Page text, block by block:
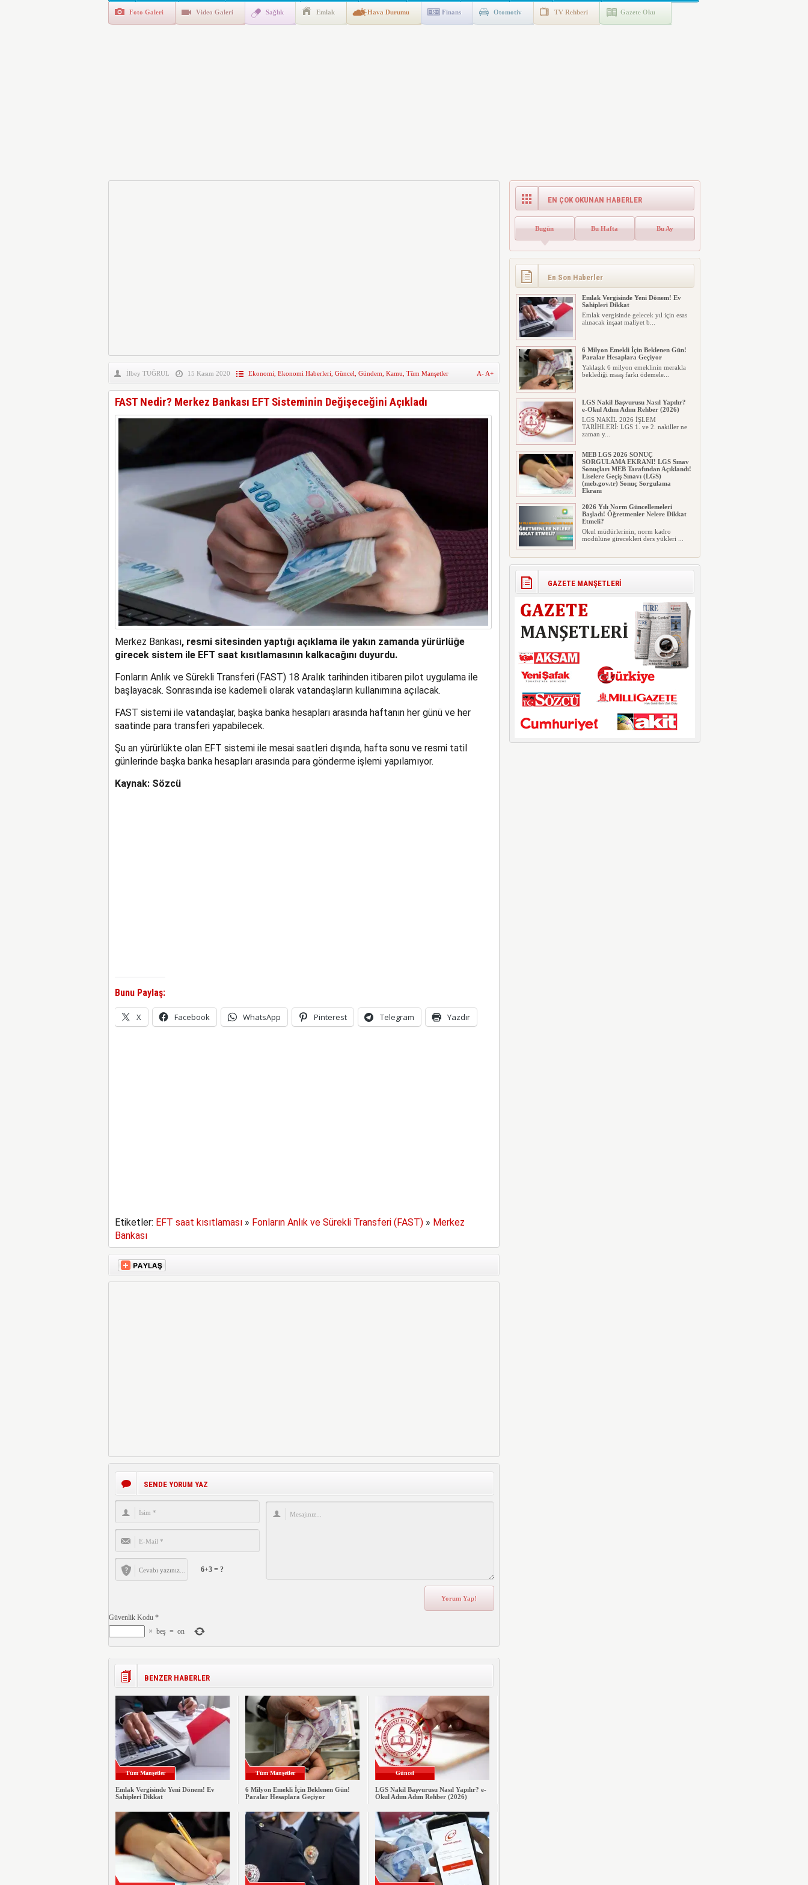
Polis Akademisi İç Güvenlik Fakültesine 350 Öğrenci Alınacak
Foto Galeri Video Galeri Sağlık Emlak Hava Durumu Finans Otomotiv TV Rehberi Gazete Oku
İlbey TUĞRUL 15 Kasım 2020 Ekonomi Ekonomi Haberleri Güncel Gündem Kamu Tüm Manşetler A- A+
FAST Nedir? Merkez Bankası EFT Sisteminin Değişeceğini Açıkladı
Merkez Bankası, resmi sitesinden yaptığı açıklama ile yakın zamanda yürürlüğe
girecek sistem ile EFT saat kısıtlamasının kalkacağını duyurdu.
Fonların Anlık ve Sürekli Transferi (FAST) 18 Aralık tarihinden itibaren pilot uygulama ile
başlayacak. Sonrasında ise kademeli olarak vatandaşların kullanımına açılacak.
FAST sistemi ile vatandaşlar, başka banka hesapları arasında haftanın her günü ve her
saatinde para transferi yapabilecek.
Şu an yürürlükte olan EFT sistemi ile mesai saatleri dışında, hafta sonu ve resmi tatil
günlerinde başka banka hesapları arasında para gönderme işlemi yapılamıyor.
Kaynak: Sözcü
Bunu Paylaş:
X Facebook WhatsApp Pinterest Telegram Yazdır
Etiketler: EFT saat kısıtlaması» Fonların Anlık ve Sürekli Transferi (FAST)» Merkez
Bankası
SENDE YORUM YAZ
6+3 = ?
Güvenlik Kodu*
× beş = on
BENZER HABERLER
Tüm Manşetler
Emlak Vergisinde Yeni Dönem! Ev
Sahipleri Dikkat
Tüm Manşetler
6 Milyon Emekli İçin Beklenen Gün!
Paralar Hesaplara Geçiyor
Güncel
LGS Nakil Başvurusu Nasıl Yapılır? e-
Okul Adım Adım Rehber (2026)
EN ÇOK OKUNAN HABERLER
Bugün Bu Hafta Bu Ay
En Son Haberler
Emlak Vergisinde Yeni Dönem! Ev
Sahipleri Dikkat
Emlak vergisinde gelecek yıl için esas
alınacak inşaat maliyet b...
6 Milyon Emekli İçin Beklenen Gün!
Paralar Hesaplara Geçiyor
Yaklaşık 6 milyon emeklinin merakla
beklediği maaş farkı ödemele...
LGS Nakil Başvurusu Nasıl Yapılır?
e-Okul Adım Adım Rehber (2026)
LGS NAKİL 2026 İŞLEM
TARİHLERİ: LGS 1. ve 2. nakiller ne
zaman y...
MEB LGS 2026 SONUÇ
SORGULAMA EKRANI! LGS Sınav
Sonuçları MEB Tarafından Açıklandı!
Liselere Geçiş Sınavı (LGS)
(meb.gov.tr) Sonuç Sorgulama
Ekranı
Milyonlarca öğrenci için ...
2026 Yılı Norm Güncellemeleri
Başladı! Öğretmenler Nelere Dikkat
Etmeli?
Okul müdürlerinin, norm kadro
modülüne girecekleri ders yükleri ...
Polis Akademisi İç Güvenlik
Fakültesine 350 Öğrenci Alınacak
Güvenlik Fakültesi'ne 2026 yıl...
E-Devlet Unutulan Para Sorgulaması
Başladı: Unuttuğunuz Paralar
Ortaya Çıkabilir, Mirasçıları da
İlgilendiriyor
Dijital ödeme alışkanlıklarının
yaygınlaşmasıyla birlikte elektr...
İşte Okullarda Öğrencilerin
Kıyafet/Formalarının Belirlenmesine
Dair Usul ve Esaslar
Genel Müdürlüğü 22.07.2026 ...
Motorine Gece Yarısı Büyük İndirim
ABD-İran arasında yeniden diplomasi
yürütüleceği sinyallerinin p...
GAZETE MANŞETLERİ